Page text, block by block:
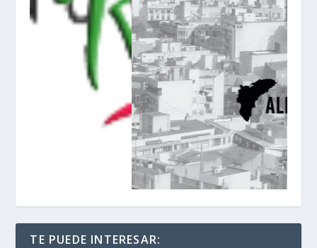
TE PUEDE INTERESAR: